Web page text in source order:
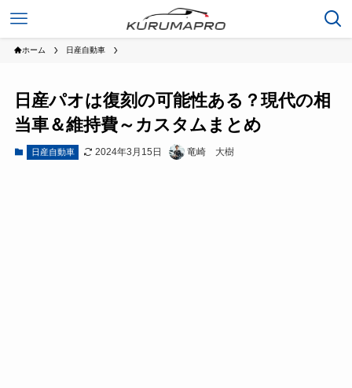
ホーム 日産自動車
日産パオは復刻の可能性ある？現代の相
当車＆維持費～カスタムまとめ
日産自動車 2024年3月15日 竜崎 大樹